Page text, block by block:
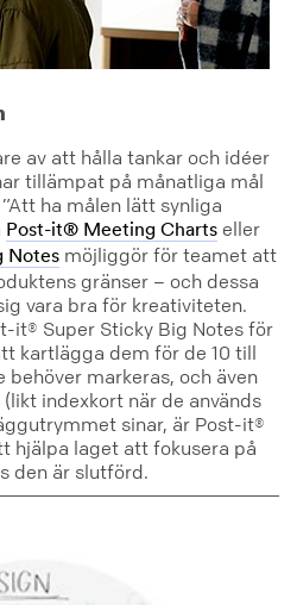
av att hålla tankar och idéer
tillämpat på månatliga mål
ha målen lätt synliga
Post-it® Meeting Charts eller
Notes möjliggör för teamet att
gränser – och dessa
vara bra för kreativiteten.
it® Super Sticky Big Notes för
kartlägga dem för de 10 till
behöver markeras, och även
indexkort när de används
sinar, är Post-it®
hjälpa laget att fokusera på
den är slutförd.